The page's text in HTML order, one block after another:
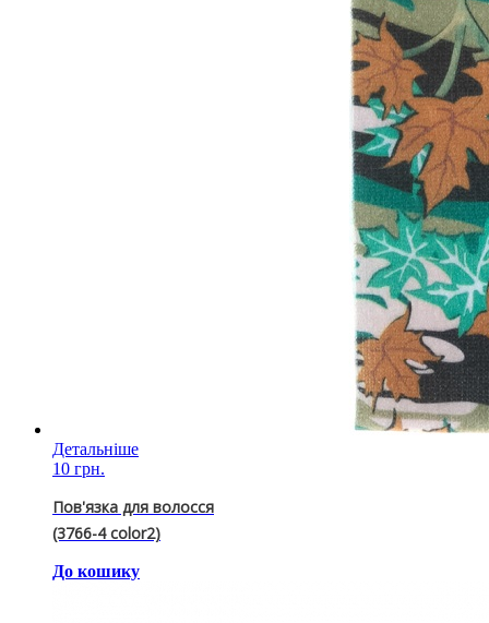
Детальніше
10 грн.
Пов'язка для волосся
(3766-4 color2)
До кошику